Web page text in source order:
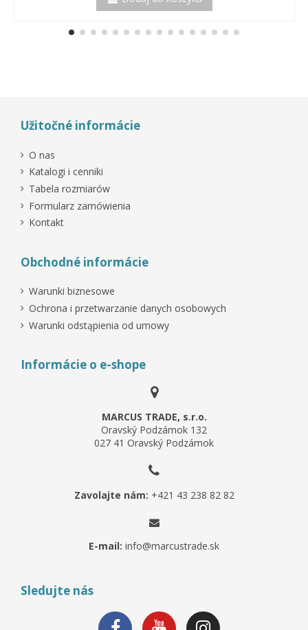
Užitočné informácie
O nas
Katalogi i cenniki
Tabela rozmiarów
Formularz zamówienia
Kontakt
Obchodné informácie
Warunki biznesowe
Ochrona i przetwarzanie danych osobowych
Warunki odstąpienia od umowy
Informácie o e-shope
MARCUS TRADE, s.r.o.
Oravský Podzámok 132
027 41 Oravský Podzámok
Zavolajte nám: +421 43 238 82 82
E-mail: info@marcustrade.sk
Sledujte nás